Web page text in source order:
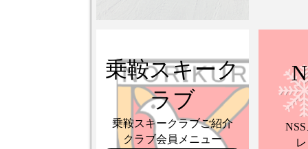
乗鞍スキーク
ラブ
乗鞍スキークラブご紹介
クラブ会員メニュー